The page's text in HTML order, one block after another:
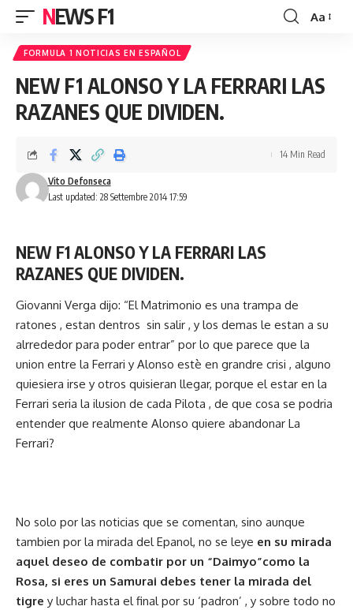
NEWS F1
Font
Aa
FORMULA 1 NOTICIAS EN ESPAÑOL
NEW F1 ALONSO Y LA FERRARI LAS
RAZANES QUE DIVIDEN.
Last updated: 28 Settembre 2014 17:59
Vito Defonseca
14 Min Read
NEW F1 ALONSO Y LA FERRARI LAS
RAZANES QUE DIVIDEN.
Giovanni Verga dijo: “El Matrimonio es una trampa de
ratones , estan dentros sin salir , y los demas le estan a su
alrrededor para poder entrar” por lo que parece que la
union entre la Ferrari y Alonso estè en grandre crisi , alguno
quiesiera irse y otros quisieran llegar, porque el estar en la
Ferrari seria la ilusion de cada Pilota , de que cosa se podria
entender que realmente Alonso quiere abandonar La
Ferrari?
No solo por las noticias que se comentan, sino aunque
tambien por la mirada del Epanol, no se leye en su mirada
aquel deseo de combatir por un “Daimyo”como la
Rosa, si eres un Samurai debes tener la mirada del
tigre y luchar hasta el final por su ‘padron’ , y sobre todo no